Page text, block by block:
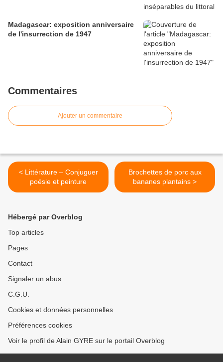
Madagascar: exposition anniversaire
de l'insurrection de 1947
Commentaires
Ajouter un commentaire
< Littérature – Conjuguer
poésie et peinture
Brochettes de porc aux
bananes plantains >
Hébergé par Overblog
Top articles
Pages
Contact
Signaler un abus
C.G.U.
Cookies et données personnelles
Préférences cookies
Voir le profil de Alain GYRE sur le portail Overblog